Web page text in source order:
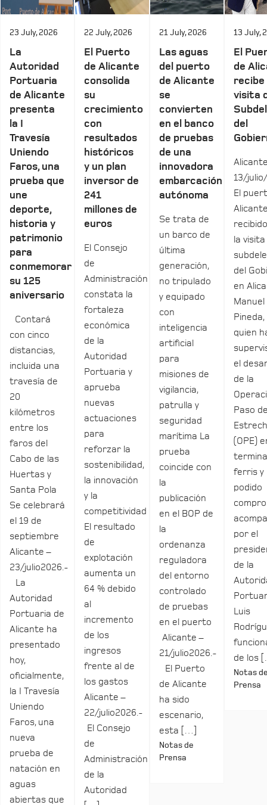
23 July, 2026
La
Autoridad
Portuaria
de Alicante
presenta
la I
Travesía
Uniendo
Faros, una
prueba que
une
deporte,
historia y
patrimonio
para
conmemorar
su 125
aniversario
Contará
con cinco
distancias,
incluida una
travesía de
20
kilómetros
entre los
faros del
Cabo de las
Huertas y
Santa Pola
Se celebrará
el 19 de
septiembre
Alicante –
23/julio2026.-
La
Autoridad
Portuaria de
Alicante ha
presentado
hoy,
oficialmente,
la I Travesía
Uniendo
Faros, una
nueva
prueba de
natación en
aguas
abiertas que
22 July, 2026
El Puerto
de Alicante
consolida
su
crecimiento
con
resultados
históricos
y un plan
inversor de
241
millones de
euros
El Consejo
de
Administración
constata la
fortaleza
económica
de la
Autoridad
Portuaria y
aprueba
nuevas
actuaciones
para
reforzar la
sostenibilidad,
la innovación
y la
competitividad
El resultado
de
explotación
aumenta un
64 % debido
al
incremento
de los
ingresos
frente al de
los gastos
Alicante –
22/julio2026.-
El Consejo
de
Administración
de la
Autoridad
21 July, 2026
Las aguas
del puerto
de Alicante
se
convierten
en el banco
de pruebas
de una
innovadora
embarcación
autónoma
Se trata de
un barco de
última
generación,
no tripulado
y equipado
con
inteligencia
artificial
para
misiones de
vigilancia,
patrulla y
seguridad
marítima La
prueba
coincide con
la
publicación
en el BOP de
la
ordenanza
reguladora
del entorno
controlado
de pruebas
en el puerto
Alicante –
21/julio2026.-
El Puerto
de Alicante
ha sido
escenario,
esta […]
Notas de
Prensa
13 July,
El
de
recibe
visita
del
13/
El
la
del
en
Manuel
Pineda,
quien
el
de la
Paso
(OPE)
ferris y
podido
por el
de la
Luis
de los
Notas
Prensa